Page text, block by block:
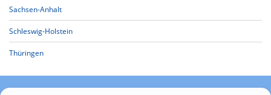
Sachsen-Anhalt
Schleswig-Holstein
Thüringen